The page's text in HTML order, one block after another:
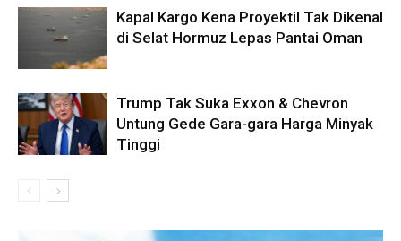
Kapal Kargo Kena Proyektil Tak Dikenal
di Selat Hormuz Lepas Pantai Oman
Trump Tak Suka Exxon & Chevron
Untung Gede Gara-gara Harga Minyak
Tinggi